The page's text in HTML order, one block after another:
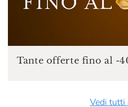
Tante offerte fino al -
Vedi tutti